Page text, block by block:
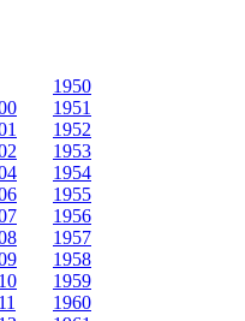
1950
1951
1952
1953
1954
1955
1956
1957
1958
1959
1960